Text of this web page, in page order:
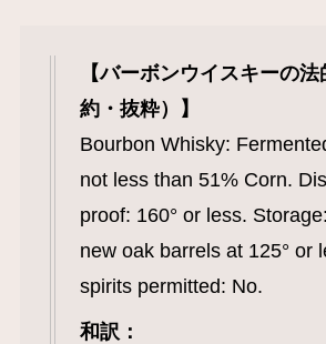
【バーボンウイスキーの
約・抜粋）】
Bourbon Whisky:
not less than 51% Corn.
proof: 160° or less.
new oak barrels at 125° or
spirits permitted: No.
和訳：